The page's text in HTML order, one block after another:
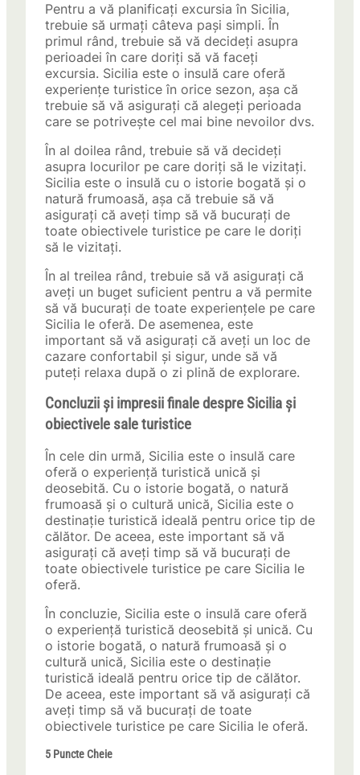
Pentru a vă planificați excursia în Sicilia,
trebuie să urmați câteva pași simpli. În
primul rând, trebuie să vă decideți asupra
perioadei în care doriți să vă faceți
excursia. Sicilia este o insulă care oferă
experiențe turistice în orice sezon, așa că
trebuie să vă asigurați că alegeți perioada
care se potrivește cel mai bine nevoilor dvs.
În al doilea rând, trebuie să vă decideți
asupra locurilor pe care doriți să le vizitați.
Sicilia este o insulă cu o istorie bogată și o
natură frumoasă, așa că trebuie să vă
asigurați că aveți timp să vă bucurați de
toate obiectivele turistice pe care le doriți
să le vizitați.
În al treilea rând, trebuie să vă asigurați că
aveți un buget suficient pentru a vă permite
să vă bucurați de toate experiențele pe care
Sicilia le oferă. De asemenea, este
important să vă asigurați că aveți un loc de
cazare confortabil și sigur, unde să vă
puteți relaxa după o zi plină de explorare.
Concluzii și impresii finale despre Sicilia și
obiectivele sale turistice
În cele din urmă, Sicilia este o insulă care
oferă o experiență turistică unică și
deosebită. Cu o istorie bogată, o natură
frumoasă și o cultură unică, Sicilia este o
destinație turistică ideală pentru orice tip de
călător. De aceea, este important să vă
asigurați că aveți timp să vă bucurați de
toate obiectivele turistice pe care Sicilia le
oferă.
În concluzie, Sicilia este o insulă care oferă
o experiență turistică deosebită și unică. Cu
o istorie bogată, o natură frumoasă și o
cultură unică, Sicilia este o destinație
turistică ideală pentru orice tip de călător.
De aceea, este important să vă asigurați că
aveți timp să vă bucurați de toate
obiectivele turistice pe care Sicilia le oferă.
5 Puncte Cheie